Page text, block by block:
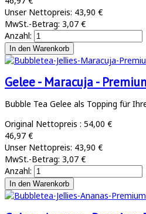
Unser Nettopreis: 43,90 €
MwSt.-Betrag: 3,07 €
Anzahl:
Gelee - Maracuja -
Bubble Tea Gelee als Topping für
Original Nettopreis : 54,00 €
46,97 €
Unser Nettopreis: 43,90 €
MwSt.-Betrag: 3,07 €
Anzahl: